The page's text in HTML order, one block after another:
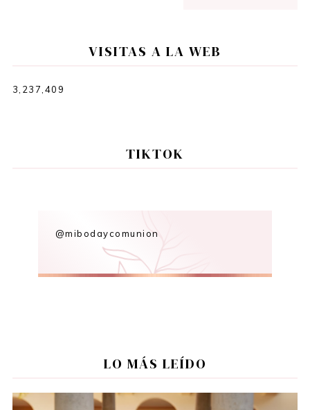
VISITAS A LA WEB
3,237,409
TIKTOK
@mibodaycomunion
LO MÁS LEÍDO